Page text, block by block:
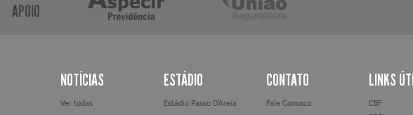
APOIO
NOTÍCIAS
Ver todas
ESTÁDIO
Estádio Passo D’Areia
CONTATO
Fale Conosco
LINKS
CBF